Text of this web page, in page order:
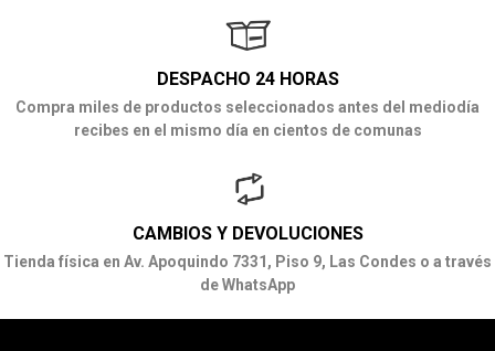
DESPACHO 24 HORAS
Compra miles de productos seleccionados antes del mediodía
recibes en el mismo día en cientos de comunas
CAMBIOS Y DEVOLUCIONES
Tienda física en Av. Apoquindo 7331, Piso 9, Las Condes o a través
de WhatsApp